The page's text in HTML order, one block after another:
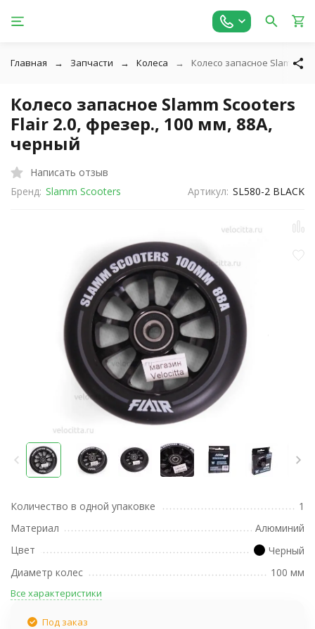
Главная Запчасти Колеса Колесо запасное Slamm
Колесо запасное Slamm Scooters
Flair 2.0, фрезер., 100 мм, 88A,
черный
Написать отзыв
Бренд: Slamm Scooters Артикул: SL580-2 BLACK
Количество в одной упаковке
1
Материал
Алюминий
Цвет
Черный
Диаметр колес
100 мм
Все характеристики
Под заказ